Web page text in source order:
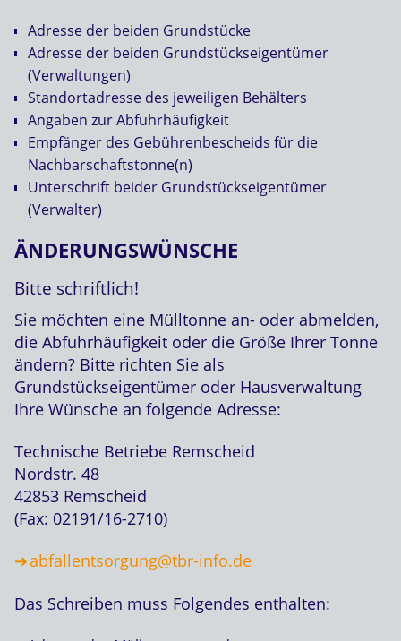
Adresse der beiden Grundstücke
Adresse der beiden Grundstückseigentümer
(Verwaltungen)
Standortadresse des jeweiligen Behälters
Angaben zur Abfuhrhäufigkeit
Empfänger des Gebührenbescheids für die
Nachbarschaftstonne(n)
Unterschrift beider Grundstückseigentümer
(Verwalter)
ÄNDERUNGSWÜNSCHE
Bitte schriftlich!
Sie möchten eine Mülltonne an- oder abmelden,
die Abfuhrhäufigkeit oder die Größe Ihrer Tonne
ändern? Bitte richten Sie als
Grundstückseigentümer oder Hausverwaltung
Ihre Wünsche an folgende Adresse:
Technische Betriebe Remscheid
Nordstr. 48
42853 Remscheid
(Fax: 02191/16-2710)
abfallentsorgung@tbr-info.de
Das Schreiben muss Folgendes enthalten: